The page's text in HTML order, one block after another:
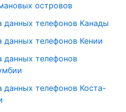
островов
данных телефонов Канады
данных телефонов Кении
данных телефонов
данных телефонов Коста-